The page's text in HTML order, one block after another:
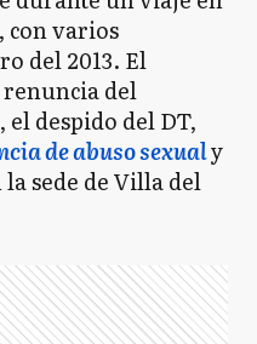
con varios
del 2013. El
renuncia del
despido del DT,
de abuso sexualy
la sede de Villa del